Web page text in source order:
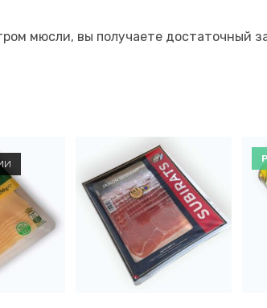
мюсли, вы получаете достаточный